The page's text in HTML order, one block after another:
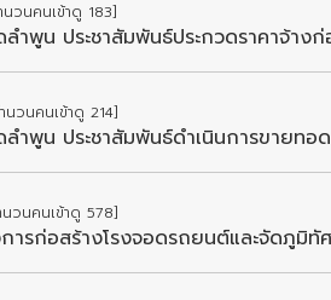
นวนคนเข้าดู 183]
ำพูน ประชาสัมพันธ์ประกวดราคาจ้าง
นวนคนเข้าดู 214]
ำพูน ประชาสัมพันธ์ดำเนินการขายทอ
นวนคนเข้าดู 578]
การก่อสร้างโรงจอดรถยนต์และจัดภูมิ